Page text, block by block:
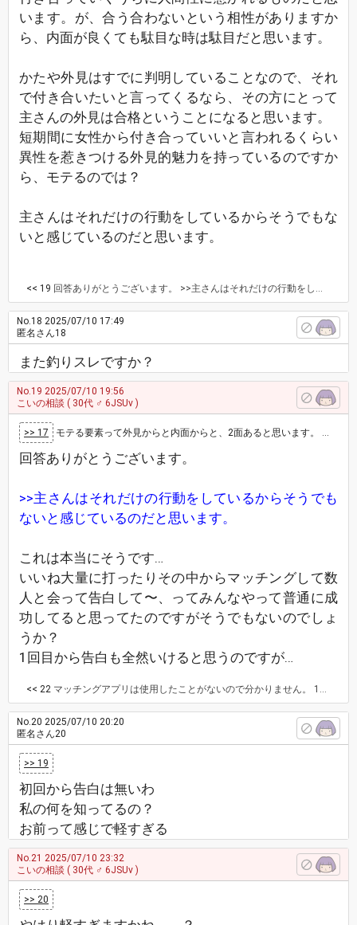
います。が、合う合わないという相性がありますか
ら、内面が良くても駄目な時は駄目だと思います。
かたや外見はすでに判明していることなので、それ
で付き合いたいと言ってくるなら、その方にとって
主さんの外見は合格ということになると思います。
短期間に女性から付き合っていいと言われるくらい
異性を惹きつける外見的魅力を持っているのですか
ら、モテるのでは？
主さんはそれだけの行動をしているからそうでもな
いと感じているのだと思います。
<< 19 回答ありがとうございます。 >>主さんはそれだけの行動をしているからそうでもないと感じているのだと思います。 これは本当にそうです… いいね大量に打ったりその中からマッチングして数人と会って告白して〜、ってみんなやって普通に成功してると思ってたのですがそうでもないのでしょうか？ 1回目から告白も全然いけると思うのですが…
No.18 2025/07/10 17:49
匿名さん18
また釣りスレですか？
No.19 2025/07/10 19:56
こいの相談 ( 30代 ♂ 6JSUv )
>> 17 モテる要素って外見からと内面からと、2面あると思います。 モテるというのが片方だけでもOKと捉えるか、両方ないと駄目と思うかは、人それぞれ…
回答ありがとうございます。
>>主さんはそれだけの行動をしているからそうでも
ないと感じているのだと思います。
これは本当にそうです…
いいね大量に打ったりその中からマッチングして数
人と会って告白して〜、ってみんなやって普通に成
功してると思ってたのですがそうでもないのでしょ
うか？
1回目から告白も全然いけると思うのですが…
<< 22 マッチングアプリは使用したことがないので分かりません。 1回目で告白ですか？ 一目惚れはあると思いますが、だからといって最初で告白はどうなんでしょうか。 相手も同じ気持ちなら嬉しいかもしれませんが、そういうのはかなり少ないのでは？
No.20 2025/07/10 20:20
匿名さん20
>> 19
初回から告白は無いわ
私の何を知ってるの？
お前って感じで軽すぎる
No.21 2025/07/10 23:32
こいの相談 ( 30代 ♂ 6JSUv )
>> 20